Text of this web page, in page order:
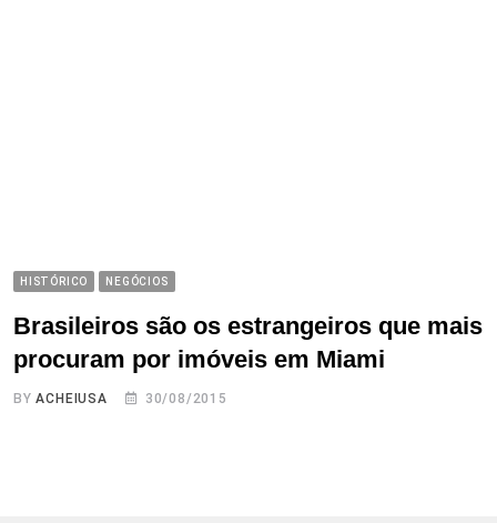
HISTÓRICO NEGÓCIOS
Brasileiros são os estrangeiros que mais
procuram por imóveis em Miami
BYACHEIUSA 30/08/2015